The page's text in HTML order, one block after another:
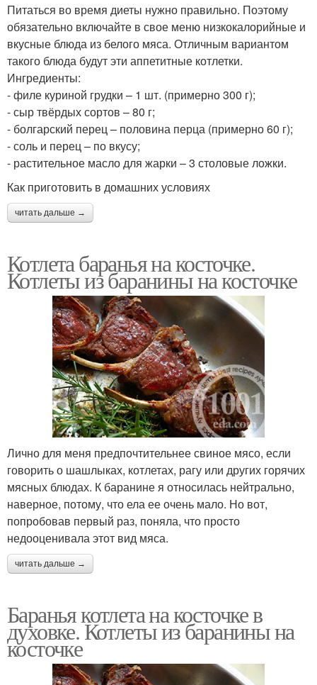
Питаться во время диеты нужно правильно. Поэтому
обязательно включайте в свое меню низкокалорийные и
вкусные блюда из белого мяса. Отличным вариантом
такого блюда будут эти аппетитные котлетки.
Ингредиенты:
- филе куриной грудки – 1 шт. (примерно 300 г);
- сыр твёрдых сортов – 80 г;
- болгарский перец – половина перца (примерно 60 г);
- соль и перец – по вкусу;
- растительное масло для жарки – 3 столовые ложки.
Как приготовить в домашних условиях
читать дальше →
Котлета баранья на косточке.
Котлеты из баранины на косточке
Лично для меня предпочтительнее свиное мясо, если
говорить о шашлыках, котлетах, рагу или других горячих
мясных блюдах. К баранине я относилась нейтрально,
наверное, потому, что ела ее очень мало. Но вот,
попробовав первый раз, поняла, что просто
недооценивала этот вид мяса.
читать дальше →
Баранья котлета на косточке в
духовке. Котлеты из баранины на
косточке